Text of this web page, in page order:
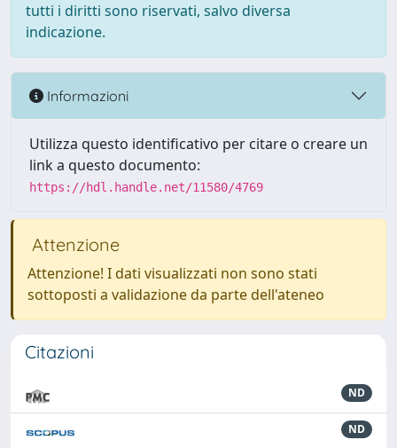
tutti i diritti sono riservati, salvo diversa
indicazione.
Informazioni
Utilizza questo identificativo per citare o creare un
link a questo documento:
https://hdl.handle.net/11580/4769
Attenzione
Attenzione! I dati visualizzati non sono stati
sottoposti a validazione da parte dell'ateneo
Citazioni
ND
ND